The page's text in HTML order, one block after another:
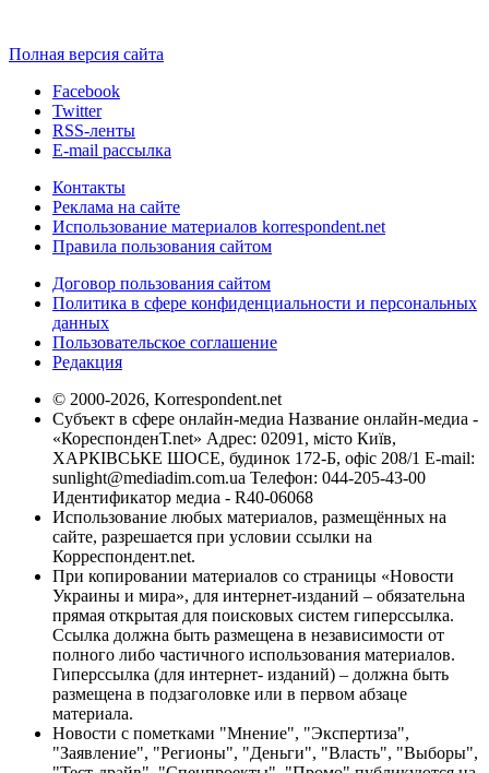
Полная версия сайта
Facebook
Twitter
RSS-ленты
E-mail рассылка
Контакты
Реклама на сайте
Использование материалов korrespondent.net
Правила пользования сайтом
Договор пользования сайтом
Политика в сфере конфиденциальности и персональных
данных
Пользовательское соглашение
Редакция
© 2000-2026, Korrespondent.net
Субъект в сфере онлайн-медиа Название онлайн-медиа -
«КореспонденТ.net» Адрес: 02091, місто Київ,
ХАРКІВСЬКЕ ШОСЕ, будинок 172-Б, офіс 208/1 E-mail:
sunlight@mediadim.com.ua Телефон: 044-205-43-00
Идентификатор медиа - R40-06068
Использование любых материалов, размещённых на
сайте, разрешается при условии ссылки на
Корреспондент.net.
При копировании материалов со страницы «Новости
Украины и мира», для интернет-изданий – обязательна
прямая открытая для поисковых систем гиперссылка.
Ссылка должна быть размещена в независимости от
полного либо частичного использования материалов.
Гиперссылка (для интернет- изданий) – должна быть
размещена в подзаголовке или в первом абзаце
материала.
Новости с пометками "Мнение", "Экспертиза",
"Заявление", "Регионы", "Деньги", "Власть", "Выборы",